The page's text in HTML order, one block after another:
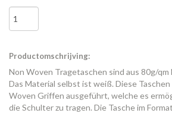
Productomschrijving:
Non Woven Tragetaschen sind aus 80g/
Das Material selbst ist weiß. Diese
Woven Griffen ausgeführt, welche es
die Schulter zu tragen. Die Tasche im